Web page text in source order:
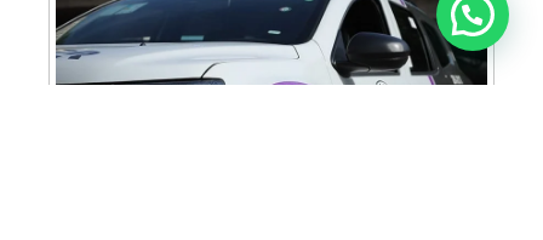
Anunciar ou recomendar matéria